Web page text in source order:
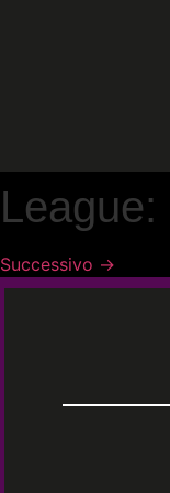
League:
Successivo →